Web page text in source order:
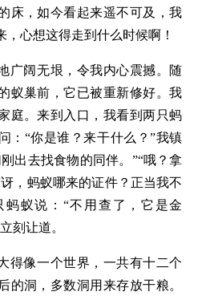
床，如今看起来遥不可及，我
心想这得走到什么时候啊！
广阔无垠，令我内心震撼。随
蚁巢前，它已被重新修好。我
庭。来到入口，我看到两只蚂
：“你是谁？来干什么？”我镇
出去找食物的同伴。”“哦？拿
，蚂蚁哪来的证件？正当我不
蚂蚁说：“不用查了，它是金
刻让道。
得像一个世界，一共有十二个
的洞，多数洞用来存放干粮。